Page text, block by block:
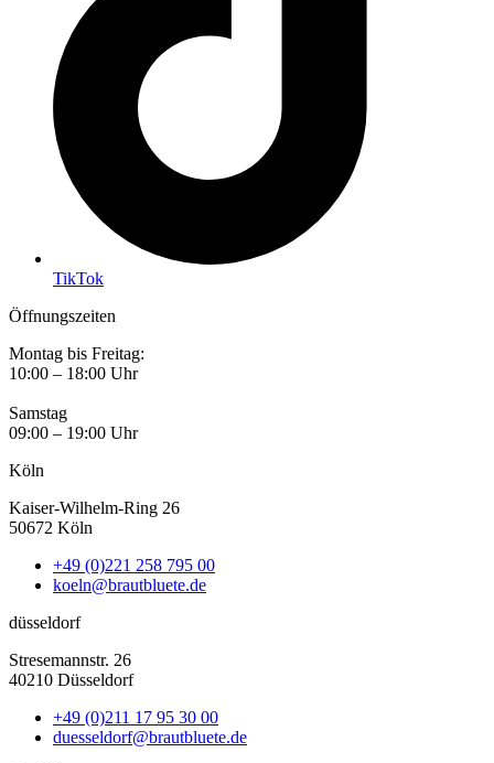
TikTok
Öffnungszeiten
Montag bis Freitag:
10:00 – 18:00 Uhr
Samstag
09:00 – 19:00 Uhr
Köln
Kaiser-Wilhelm-Ring 26
50672 Köln
+49 (0)221 258 795 00
koeln@brautbluete.de
düsseldorf
Stresemannstr. 26
40210 Düsseldorf
+49 (0)211 17 95 30 00
duesseldorf@brautbluete.de